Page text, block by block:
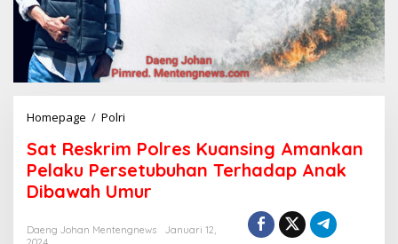
Homepage / Polri
t
R
e
s
r
Sat Reskrim Polres Kuansing Amankan
Pelaku Persetubuhan Terhadap Anak
Dibawah Umur
Daeng Johan Mentengnews
Januari 12,